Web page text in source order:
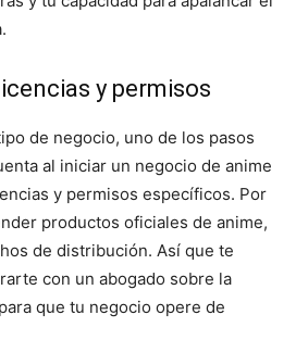
y permisos
de negocio, uno de los pasos
al iniciar un negocio de anime
y permisos específicos. Por
productos oficiales de anime,
de distribución. Así que te
con un abogado sobre la
que tu negocio opere de